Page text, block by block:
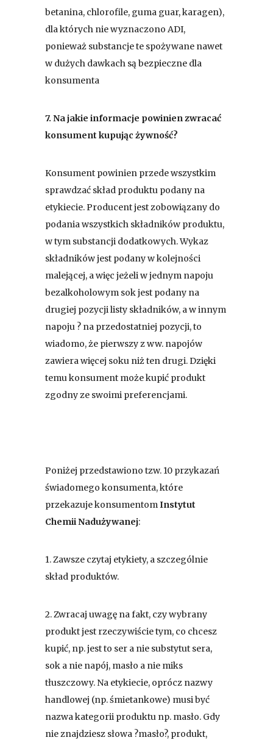
betanina, chlorofile, guma guar, karagen),
dla których nie wyznaczono ADI,
ponieważ substancje te spożywane nawet
w dużych dawkach są bezpieczne dla
konsumenta
7. Na jakie informacje powinien zwracać
konsument kupując żywność?
Konsument powinien przede wszystkim
sprawdzać skład produktu podany na
etykiecie. Producent jest zobowiązany do
podania wszystkich składników produktu,
w tym substancji dodatkowych. Wykaz
składników jest podany w kolejności
malejącej, a więc jeżeli w jednym napoju
bezalkoholowym sok jest podany na
drugiej pozycji listy składników, a w innym
napoju ? na przedostatniej pozycji, to
wiadomo, że pierwszy z ww. napojów
zawiera więcej soku niż ten drugi. Dzięki
temu konsument może kupić produkt
zgodny ze swoimi preferencjami.
Poniżej przedstawiono tzw. 10 przykazań
świadomego konsumenta, które
przekazuje konsumentomInstytut
Chemii Nadużywanej:
1. Zawsze czytaj etykiety, a szczególnie
skład produktów.
2. Zwracaj uwagę na fakt, czy wybrany
produkt jest rzeczywiście tym, co chcesz
kupić, np. jest to ser a nie substytut sera,
sok a nie napój, masło a nie miks
tłuszczowy. Na etykiecie, oprócz nazwy
handlowej (np. śmietankowe) musi być
nazwa kategorii produktu np. masło. Gdy
nie znajdziesz słowa ?masło?, produkt,